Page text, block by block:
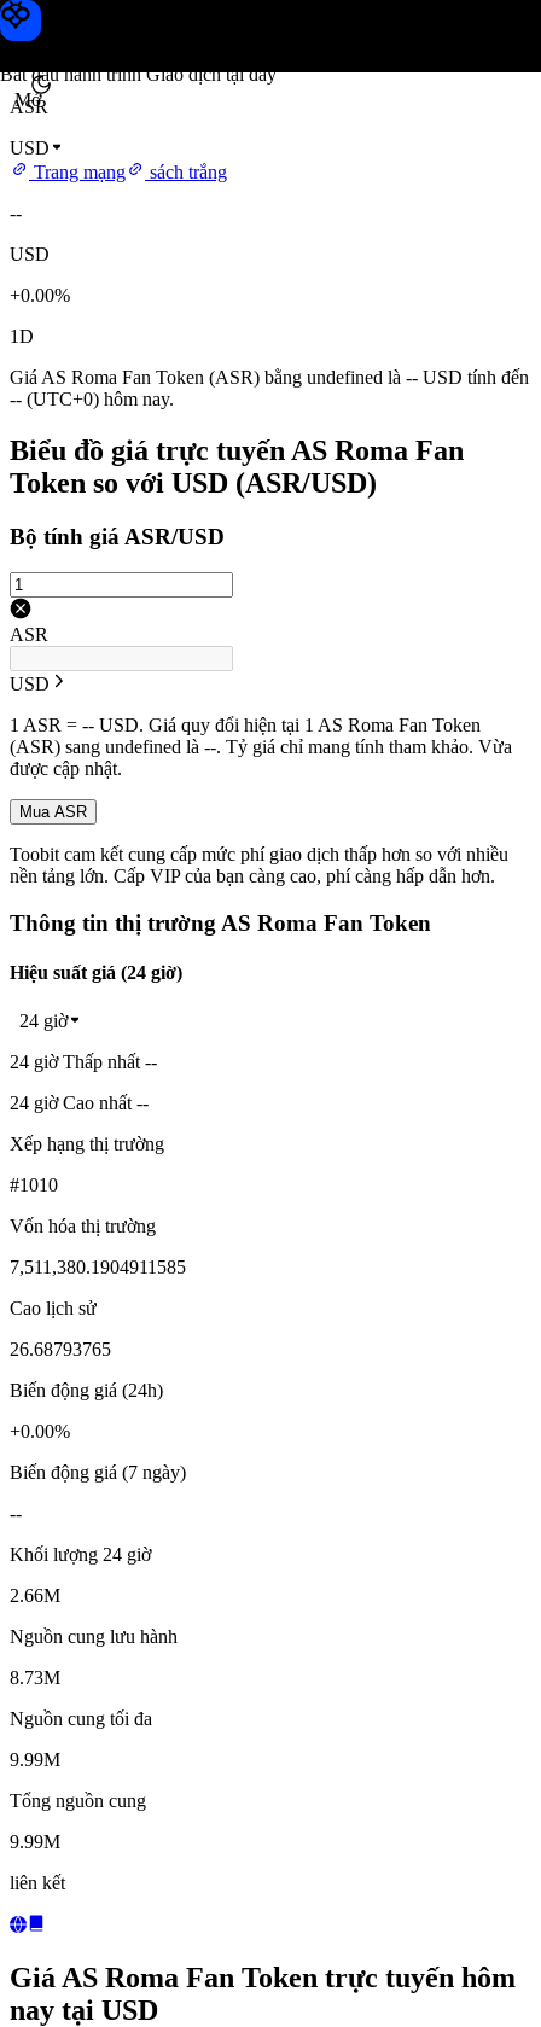
Bắt đầu hành trình Giao dịch tại đây
Mở
Giá AS Roma Fan Token
ASR
USD
Trang mạng
sách trắng
--
USD
+0.00%
1D
Giá AS Roma Fan Token (ASR) bằng undefined là -- USD tính đến
-- (UTC+0) hôm nay.
Biểu đồ giá trực tuyến AS Roma Fan
Token so với USD (ASR/USD)
Bộ tính giá ASR/USD
ASR
USD
1 ASR = -- USD. Giá quy đổi hiện tại 1 AS Roma Fan Token
(ASR) sang undefined là --. Tỷ giá chỉ mang tính tham khảo. Vừa
được cập nhật.
Mua ASR
Toobit cam kết cung cấp mức phí giao dịch thấp hơn so với nhiều
nền tảng lớn. Cấp VIP của bạn càng cao, phí càng hấp dẫn hơn.
Thông tin thị trường AS Roma Fan Token
Hiệu suất giá (24 giờ)
24 giờ
24 giờ Thấp nhất --
24 giờ Cao nhất --
Xếp hạng thị trường
#1010
Vốn hóa thị trường
7,511,380.1904911585
Cao lịch sử
26.68793765
Biến động giá (24h)
+0.00%
Biến động giá (7 ngày)
--
Khối lượng 24 giờ
2.66M
Nguồn cung lưu hành
8.73M
Nguồn cung tối đa
9.99M
Tổng nguồn cung
9.99M
liên kết
Giá AS Roma Fan Token trực tuyến hôm
nay tại USD